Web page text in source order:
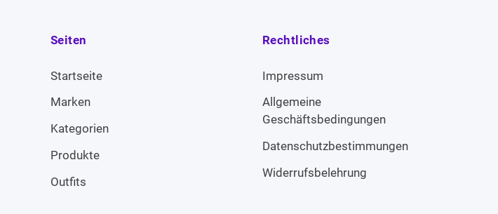
Seiten
Startseite
Marken
Kategorien
Produkte
Outfits
Rechtliches
Impressum
Allgemeine
Geschäftsbedingungen
Datenschutzbestimmungen
Widerrufsbelehrung